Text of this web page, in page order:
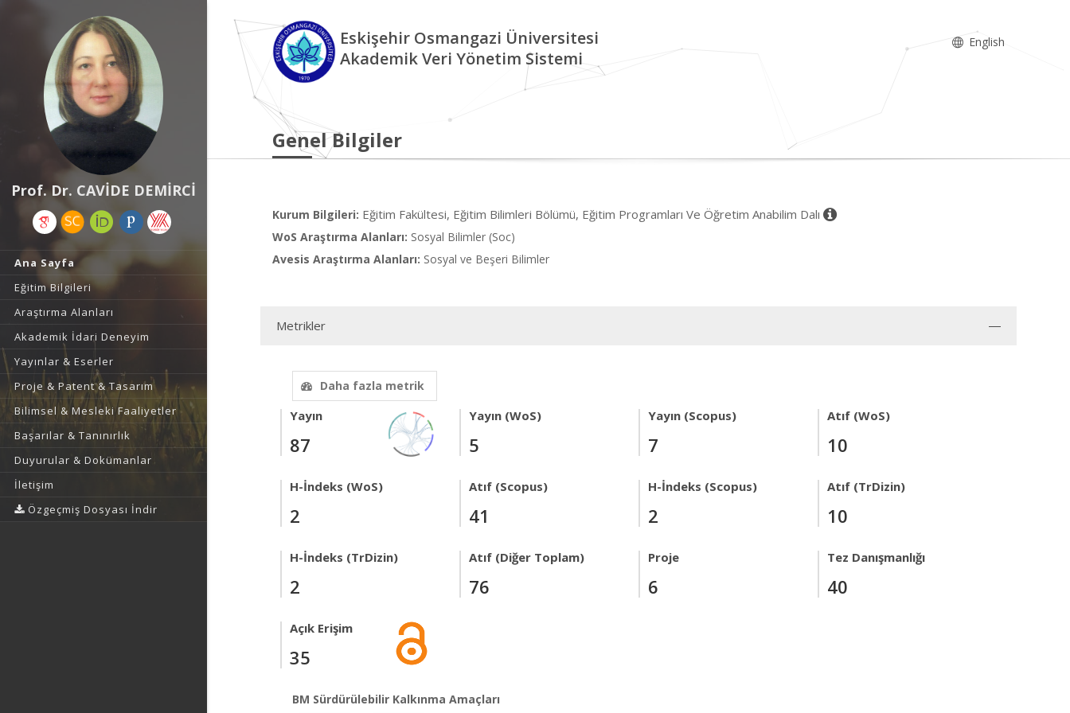
Prof. Dr. CAVİDE DEMİRCİ
Ana Sayfa
Eğitim Bilgileri
Araştırma Alanları
Akademik İdari Deneyim
Yayınlar & Eserler
Proje & Patent & Tasarım
Bilimsel & Mesleki Faaliyetler
Başarılar & Tanınırlık
Duyurular & Dokümanlar
İletişim
Özgeçmiş Dosyası İndir
Eskişehir Osmangazi Üniversitesi
Akademik Veri Yönetim Sistemi
English
Genel Bilgiler
Kurum Bilgileri: Eğitim Fakültesi, Eğitim Bilimleri Bölümü, Eğitim Programları Ve Öğretim Anabilim Dalı
WoS Araştırma Alanları: Sosyal Bilimler (Soc)
Avesis Araştırma Alanları: Sosyal ve Beşeri Bilimler
Metrikler
Daha fazla metrik
Yayın
87
Yayın (WoS)
5
Yayın (Scopus)
7
Atıf (WoS)
10
H-İndeks (WoS)
2
Atıf (Scopus)
41
H-İndeks (Scopus)
2
Atıf (TrDizin)
10
H-İndeks (TrDizin)
2
Atıf (Diğer Toplam)
76
Proje
6
Tez Danışmanlığı
40
Açık Erişim
35
BM Sürdürülebilir Kalkınma Amaçları